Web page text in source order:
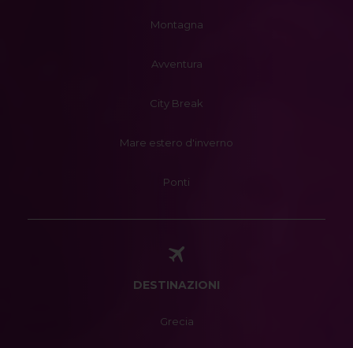
Montagna
Avventura
City Break
Mare estero d'inverno
Ponti
DESTINAZIONI
Grecia